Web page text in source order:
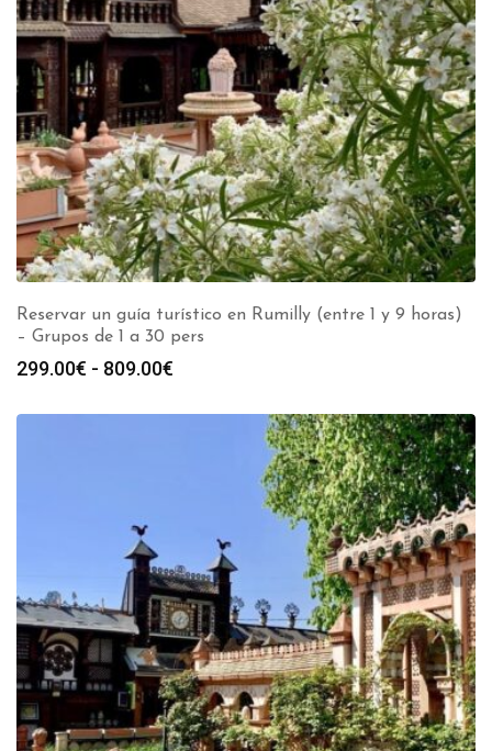
Reservar un guía turístico en Rumilly (entre 1 y 9 horas)
– Grupos de 1 a 30 pers
299.00€ - 809.00€
precios: